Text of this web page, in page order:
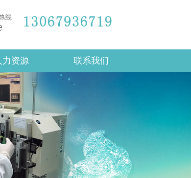
力资源 联系我们